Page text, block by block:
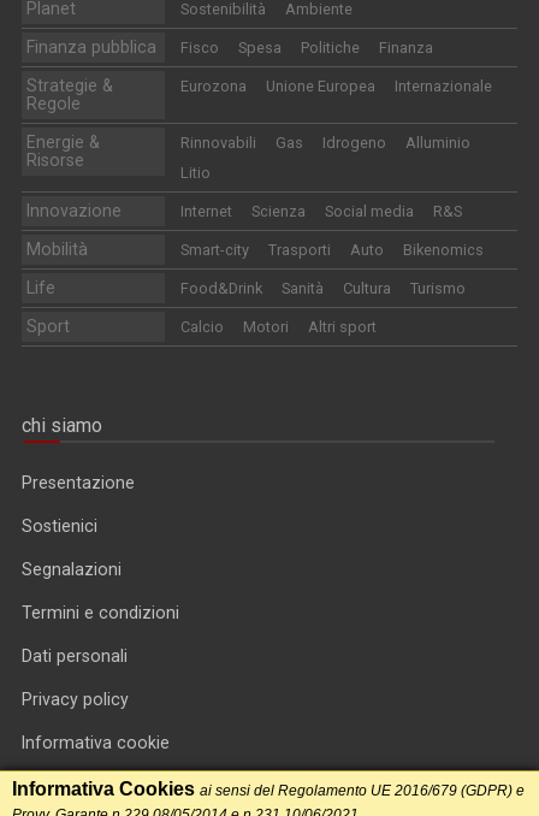
Planet Sostenibilità Ambiente
Finanza pubblica Fisco Spesa Politiche Finanza
Strategie &
Regole
Eurozona Unione Europea Internazionale
Energie &
Risorse
Rinnovabili Gas Idrogeno
Alluminio
Litio
Innovazione Internet Scienza Social media R&S
Mobilità Smart-city Trasporti Auto Bikenomics
Life Food&Drink Sanità Cultura Turismo
Sport Calcio Motori Altri sport
chi siamo
Presentazione
Sostienici
Segnalazioni
Termini e condizioni
Dati personali
Privacy policy
Informativa cookie
RSS feed
Informativa Cookies ai sensi del Regolamento UE 2016/679 (GDPR) e